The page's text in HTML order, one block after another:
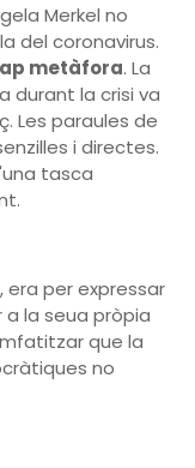
Merkel no
del coronavirus.
metàfora. La
durant la crisi va
Les paraules de
i directes.
tasca
era per expressar
a la seua pròpia
que la
no